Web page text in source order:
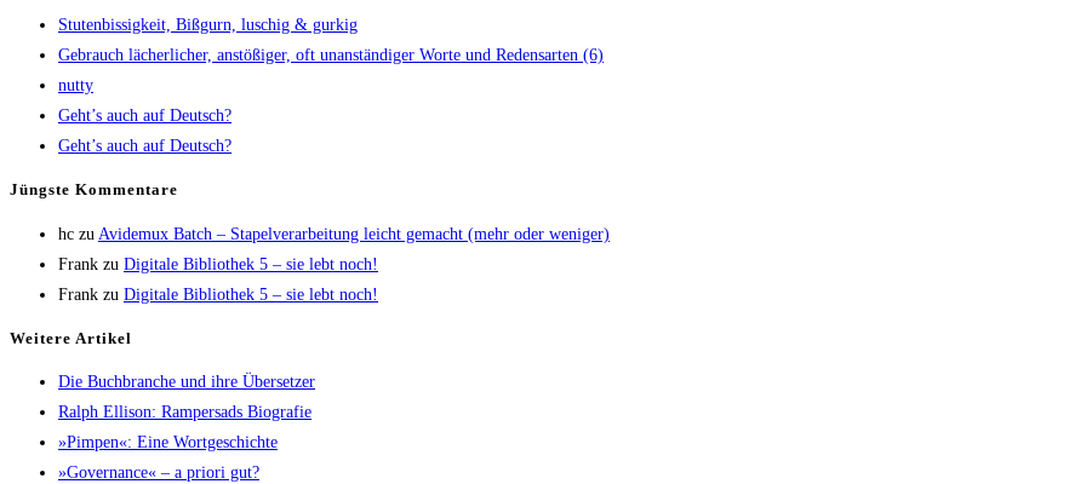
Stu­ten­bis­sig­keit, Biß­gurn, luschig & gurkig
Gebrauch lächer­li­cher, anstö­ßi­ger, oft unan­stän­di­ger Wor­te und Redens­ar­ten (6)
nut­ty
Geht’s auch auf Deutsch?
Geht’s auch auf Deutsch?
Jüngs­te Kommentare
hc zu Avi­de­mux Batch – Sta­pel­ver­ar­bei­tung leicht gemacht (mehr oder weniger)
Frank zu Digi­ta­le Biblio­thek 5 – sie lebt noch!
Frank zu Digi­ta­le Biblio­thek 5 – sie lebt noch!
Wei­te­re Artikel
Die Buch­bran­che und ihre Übersetzer
Ralph Elli­son: Ram­pers­ads Biografie
»Pim­pen«: Eine Wortgeschichte
»Gover­nan­ce« – a prio­ri gut?